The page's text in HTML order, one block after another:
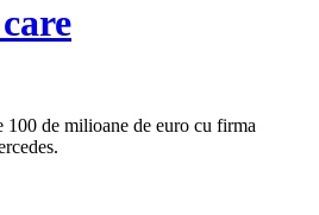
100 de milioane de euro cu firma